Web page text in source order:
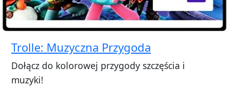
Trolle: Muzyczna Przygoda
Dołącz do kolorowej przygody szczęścia i
muzyki!